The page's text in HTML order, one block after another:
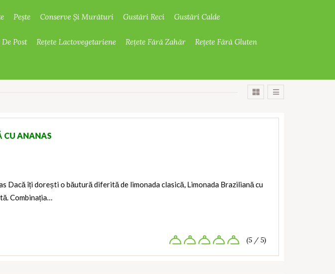
Pește Conserve Și Murături Gustări Reci Gustări Calde
De Post Rețete Lactovegetariene Rețete Fără Zahăr Rețete Fără Gluten
CU ANANAS
Dacă îți dorești o băutură diferită de limonada clasică, Limonada Braziliană cu
Combinația…
(5 / 5)